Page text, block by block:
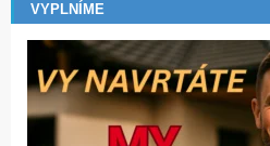
VYPLNÍME